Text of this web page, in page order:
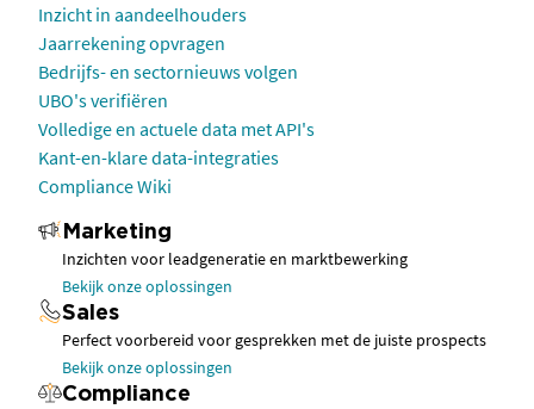
Inzicht in aandeelhouders
Jaarrekening opvragen
Bedrijfs- en sectornieuws volgen
UBO's verifiëren
Volledige en actuele data met API's
Kant-en-klare data-integraties
Compliance Wiki
Marketing
Inzichten voor leadgeneratie en marktbewerking
Bekijk onze oplossingen
Sales
Perfect voorbereid voor gesprekken met de juiste prospects
Bekijk onze oplossingen
Compliance